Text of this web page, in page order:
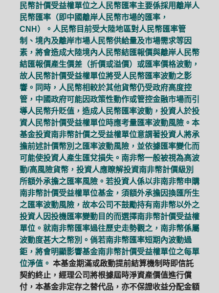
民幣計價受益權單位之人民幣匯率主要係採用離岸人
民幣匯率（即中國離岸人民幣市場的匯率，
CNH）。人民幣目前受大陸地區對人民幣匯率管
制、境內及離岸市場人民幣供給量及市場需求等因
素，將會造成大陸境內人民幣結匯報價與離岸人民幣
結匯報價產生價差（折價或溢價）或匯率價格波動，
故人民幣計價受益權單位將受人民幣匯率波動之影
響。同時，人民幣相較於其他貨幣仍受政府高度控
管，中國政府可能因政策性動作或管控金融市場而引
導人民幣升貶值，造成人民幣匯率波動，投資人於投
資人民幣計價受益權單位時應考量匯率波動風險。本
基金投資南非幣計價之受益權單位意謂著投資人將承
擔前述計價幣別之匯率波動風險，並依據匯率變化而
可能使投資人產生匯兌損失。南非幣一般被視為高波
動/高風險貨幣，投資人應瞭解投資南非幣計價級別
所額外承擔之匯率風險。若投資人係以非南非幣申購
南非幣計價受益權單位基金，須額外承擔因換匯所生
之匯率波動風險，故本公司不鼓勵持有南非幣以外之
投資人因投機匯率變動目的而選擇南非幣計價受益權
單位。就南非幣匯率過往歷史走勢觀之，南非幣係屬
波動度甚大之幣別。倘若南非幣匯率短期內波動過
鉅，將會明顯影響基金南非幣計價受益權單位之每單
位淨值。 本基金期滿或啟動提前結算機制時即信託
契約終止，經理公司將根據屆時淨資產價值進行償
付，本基金非定存之替代品，亦不保證收益分配金額